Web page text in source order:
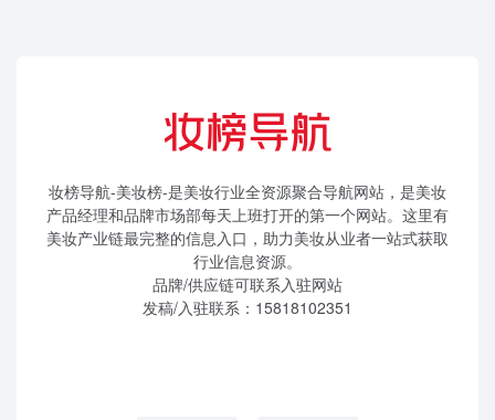
妆榜导航-美妆榜-是美妆行业全资源聚合导航网站，是美妆
产品经理和品牌市场部每天上班打开的第一个网站。这里有
美妆产业链最完整的信息入口，助力美妆从业者一站式获取
行业信息资源。
品牌/供应链可联系入驻网站
发稿/入驻联系：15818102351